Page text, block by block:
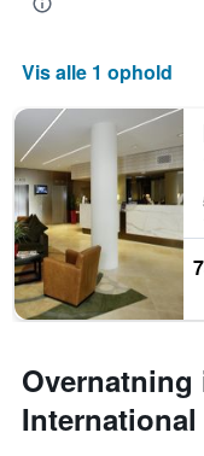
Vis alle 1 ophold